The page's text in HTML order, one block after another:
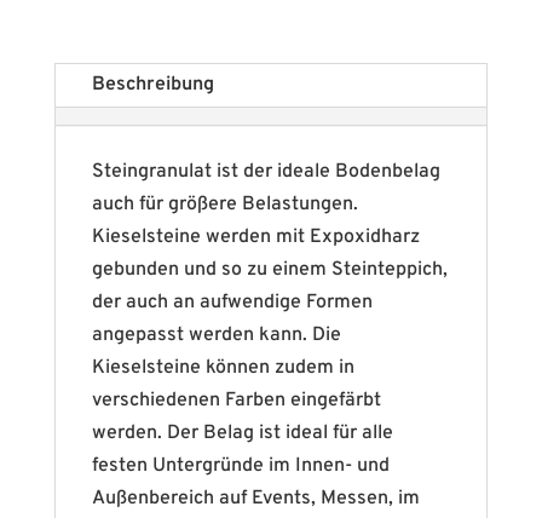
Beschreibung
Steingranulat ist der ideale Bodenbelag
auch für größere Belastungen.
Kieselsteine werden mit Expoxidharz
gebunden und so zu einem Steinteppich,
der auch an aufwendige Formen
angepasst werden kann. Die
Kieselsteine können zudem in
verschiedenen Farben eingefärbt
werden. Der Belag ist ideal für alle
festen Untergründe im Innen- und
Außenbereich auf Events, Messen, im